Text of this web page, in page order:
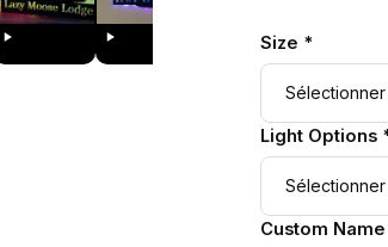
Size *
Light Options
Custom